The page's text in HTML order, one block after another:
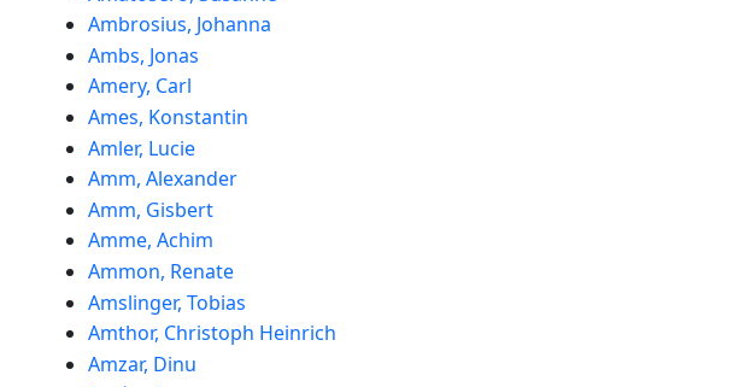
Ambrosius, Johanna
Ambs, Jonas
Amery, Carl
Ames, Konstantin
Amler, Lucie
Amm, Alexander
Amm, Gisbert
Amme, Achim
Ammon, Renate
Amslinger, Tobias
Amthor, Christoph Heinrich
Amzar, Dinu